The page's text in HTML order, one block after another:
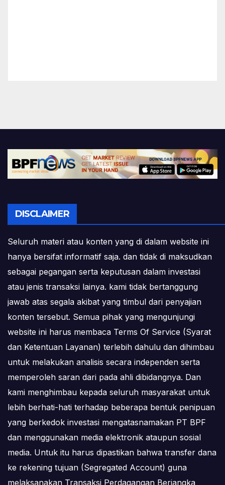
DISCLAIMER
Seluruh materi atau konten yang di dalam website ini
hanya bersifat informatif saja. dan tidak di maksudkan
sebagai pegangan serta keputusan dalam investasi
atau jenis transaksi lainya. kami tidak bertanggung
jawab atas segala akibat yang timbul dari penyajian
konten tersebut. Semua pihak yang mengunjungi
website ini harus membaca Terms Of Service (Syarat
dan Ketentuan Layanan) terlebih dahulu dan dihimbau
untuk melakukan analisis secara independen serta
memperoleh saran dari pada ahli dibidangnya. Dan
kami menghimbau kepada seluruh masyarakat untuk
lebih berhati-hati terhadap beberapa bentuk penipuan
yang berkedok investasi mengatasnamakan PT BPF
dan menggunakan media elektronik ataupun sosial
media. Untuk itu harus dipastikan bahwa transfer dana
ke rekening tujuan (Segregated Account) guna
melaksanakan Transaksi Perdagangan Berjangka